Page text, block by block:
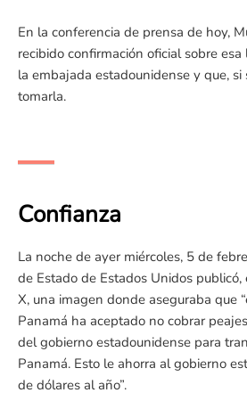
En la conferencia de prensa de hoy,
recibido confirmación oficial sobre
la embajada estadounidense y que, si
tomarla.
Confianza
La noche de ayer miércoles, 5 de
de Estado de Estados Unidos
X, una imagen donde aseguraba que
Panamá ha aceptado no cobrar
del gobierno estadounidense para
Panamá. Esto le ahorra al gobierno
de dólares al año”.